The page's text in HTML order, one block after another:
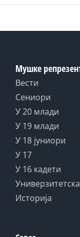
Мушке
Вести
Сениори
У 20 млади
У 19 млади
У 18 јуниори
У 17
У 16 кадети
Универзитетска
Историја